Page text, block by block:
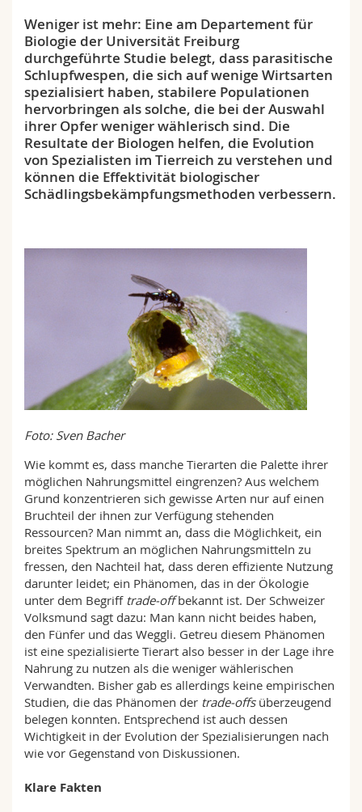
Interfakultär
Doktorierende
Vorlesungsverzeichnis
MyUnifr
Weniger ist mehr: Eine am Departement für
Biologie der Universität Freiburg
durchgeführte Studie belegt, dass parasitische
Schlupfwespen, die sich auf wenige Wirtsarten
spezialisiert haben, stabilere Populationen
hervorbringen als solche, die bei der Auswahl
ihrer Opfer weniger wählerisch sind. Die
Resultate der Biologen helfen, die Evolution
von Spezialisten im Tierreich zu verstehen und
können die Effektivität biologischer
Schädlingsbekämpfungsmethoden verbessern.
Foto: Sven Bacher
Wie kommt es, dass manche Tierarten die Palette ihrer
möglichen Nahrungsmittel eingrenzen? Aus welchem
Grund konzentrieren sich gewisse Arten nur auf einen
Bruchteil der ihnen zur Verfügung stehenden
Ressourcen? Man nimmt an, dass die Möglichkeit, ein
breites Spektrum an möglichen Nahrungsmitteln zu
fressen, den Nachteil hat, dass deren effiziente Nutzung
darunter leidet; ein Phänomen, das in der Ökologie
unter dem Begriff trade-offbekannt ist. Der Schweizer
Volksmund sagt dazu: Man kann nicht beides haben,
den Fünfer und das Weggli. Getreu diesem Phänomen
ist eine spezialisierte Tierart also besser in der Lage ihre
Nahrung zu nutzen als die weniger wählerischen
Verwandten. Bisher gab es allerdings keine empirischen
Studien, die das Phänomen der trade-offsüberzeugend
belegen konnten. Entsprechend ist auch dessen
Wichtigkeit in der Evolution der Spezialisierungen nach
wie vor Gegenstand von Diskussionen.
Klare Fakten